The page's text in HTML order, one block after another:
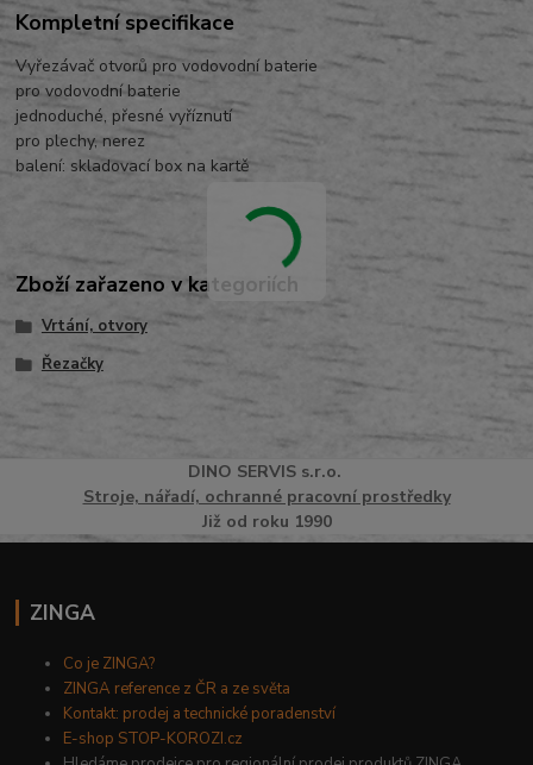
Kompletní specifikace
Vyřezávač otvorů pro vodovodní baterie
pro vodovodní baterie
jednoduché, přesné vyříznutí
pro plechy, nerez
balení: skladovací box na kartě
Zboží zařazeno v kategoriích
Vrtání, otvory
Řezačky
DINO SERVISs.r.o.
Stroje, nářadí, ochranné pracovní prostředky
Již od roku 1990
ZINGA
Co je ZINGA?
ZINGA reference z ČR a ze světa
Kontakt: prodej a technické poradenství
E-shop STOP-KOROZI.cz